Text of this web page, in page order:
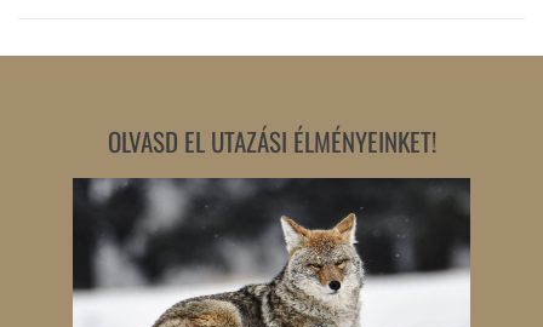
OLVASD EL UTAZÁSI ÉLMÉNYEINKET!